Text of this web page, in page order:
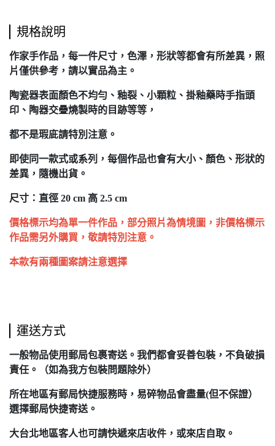
規格說明
作家手作品，每一件尺寸，色澤，形狀等都會有所差異，照
片僅供參考，請以實品為主。
陶瓷器表面顏色不均勻、釉裂、小顆粒、掛釉藥時手指頭
印、陶器交疊燒製時的目跡等等，
都不是瑕庛請特別注意。
即使同一款式或系列，每個作品也會有大小、顏色、形狀的
差異，隨機出貨。
尺寸：直徑 20 cm 高 2.5 cm
價格標示均為單一件作品，部分照片為情境圖，非價格標示
作品需另外購買，敬請特別注意。
本款有兩種圖案請注意選擇
運送方式
一般物品使用郵局包裹寄送。我們都會妥善包裝，不負破損
責任。（如為我方包裝問題除外）
所在地區有郵局快捷服務時，易碎物品會盡量(但不保證）
選擇郵局快捷寄送。
大台北地區客人也可請快遞來店收件，或來店自取。